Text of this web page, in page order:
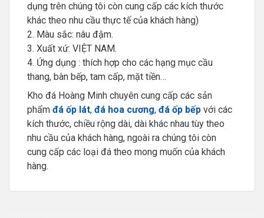
dụng trên chúng tôi còn cung cấp các kích thước
khác theo nhu cầu thực tế của khách hàng)
2. Màu sắc: nâu đậm.
3. Xuất xứ: VIỆT NAM.
4. Ứng dụng : thích hợp cho các hạng mục cầu
thang, bàn bếp, tam cấp, mặt tiền…
Kho đá Hoàng Minh chuyên cung cấp các sản
phẩm đá ốp lát, đá hoa cương, đá ốp bếp với các
kích thước, chiều rộng dài, dài khác nhau tùy theo
nhu cầu của khách hàng, ngoài ra chúng tôi còn
cung cấp các loại đá theo mong muốn của khách
hàng.